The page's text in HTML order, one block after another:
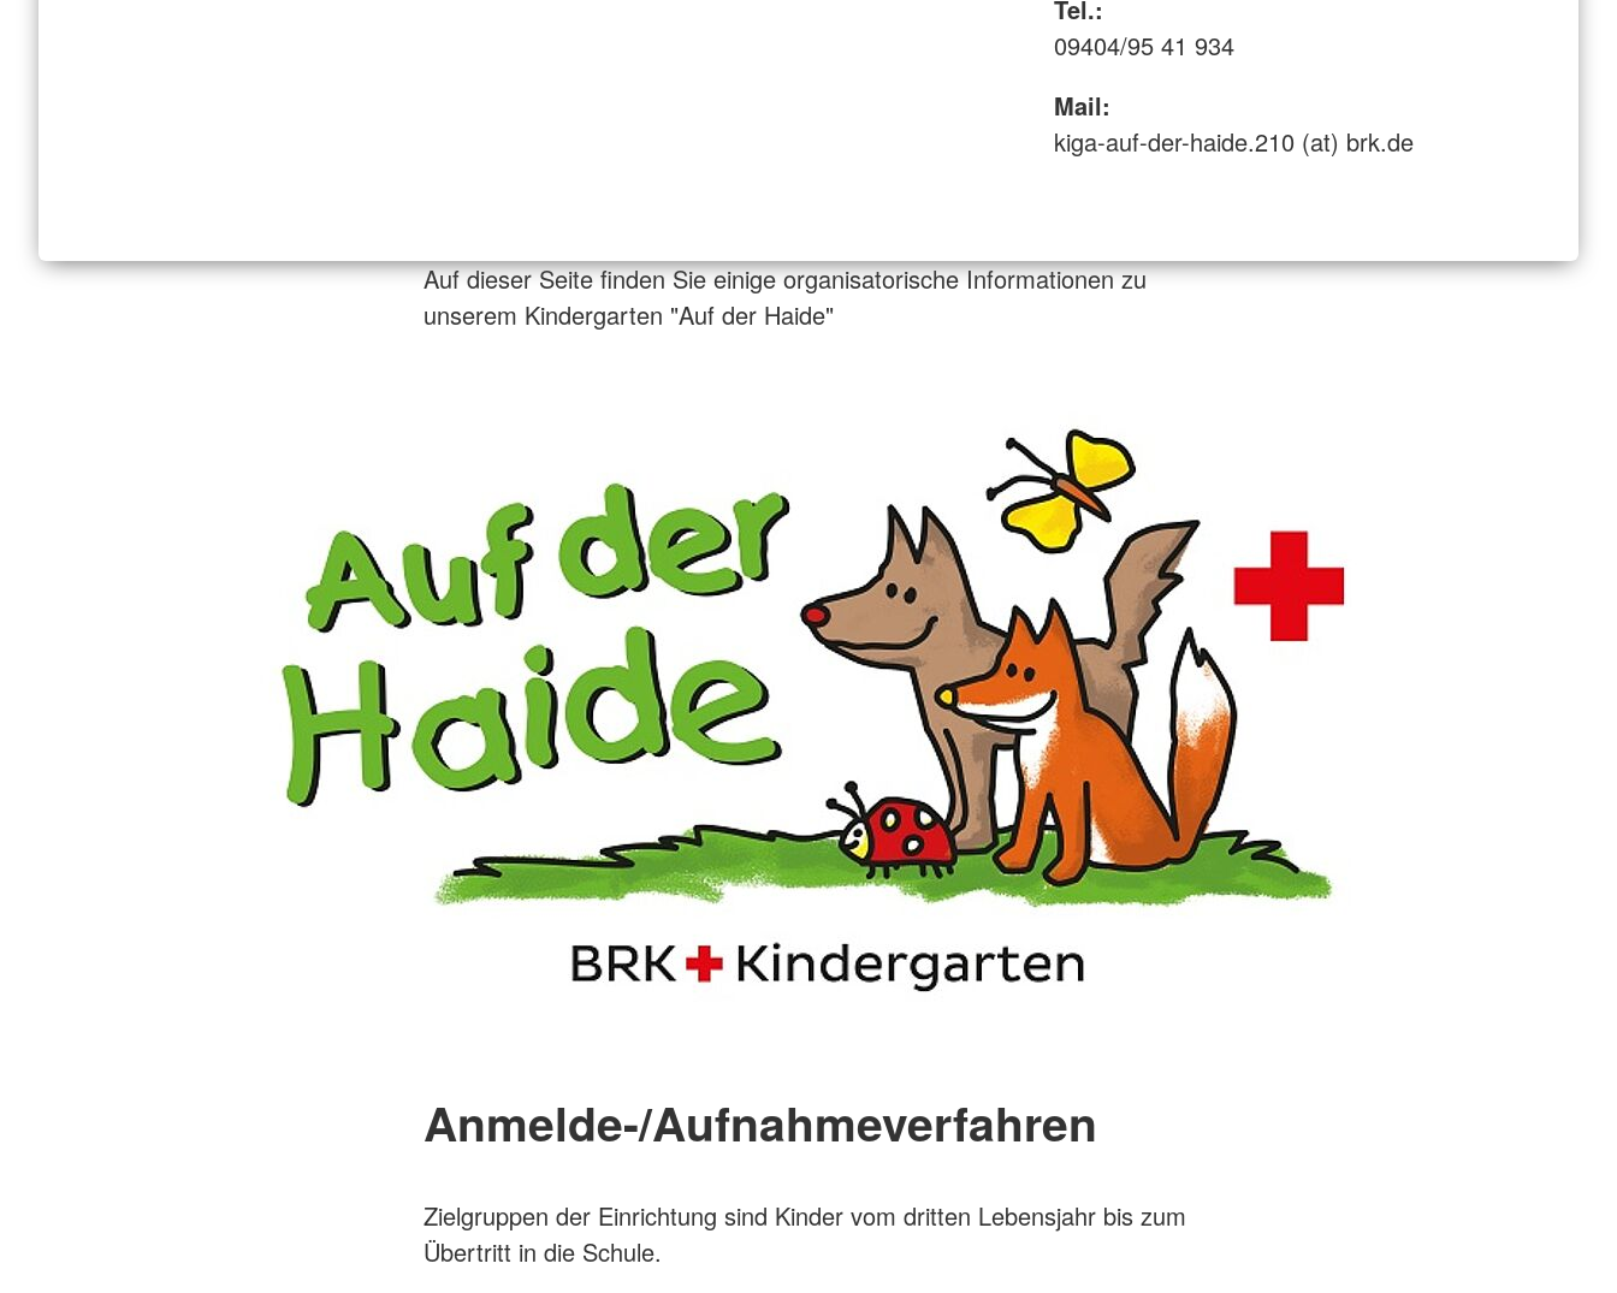
Tel.:
09404/95 41 934
Mail:
kiga-auf-der-haide.210 (at) brk.de
Auf dieser Seite finden Sie einige organisatorische Informationen zu
unserem Kindergarten "Auf der Haide"
Anmelde-/Aufnahmeverfahren
Zielgruppen der Einrichtung sind Kinder vom dritten Lebensjahr bis zum
Übertritt in die Schule.